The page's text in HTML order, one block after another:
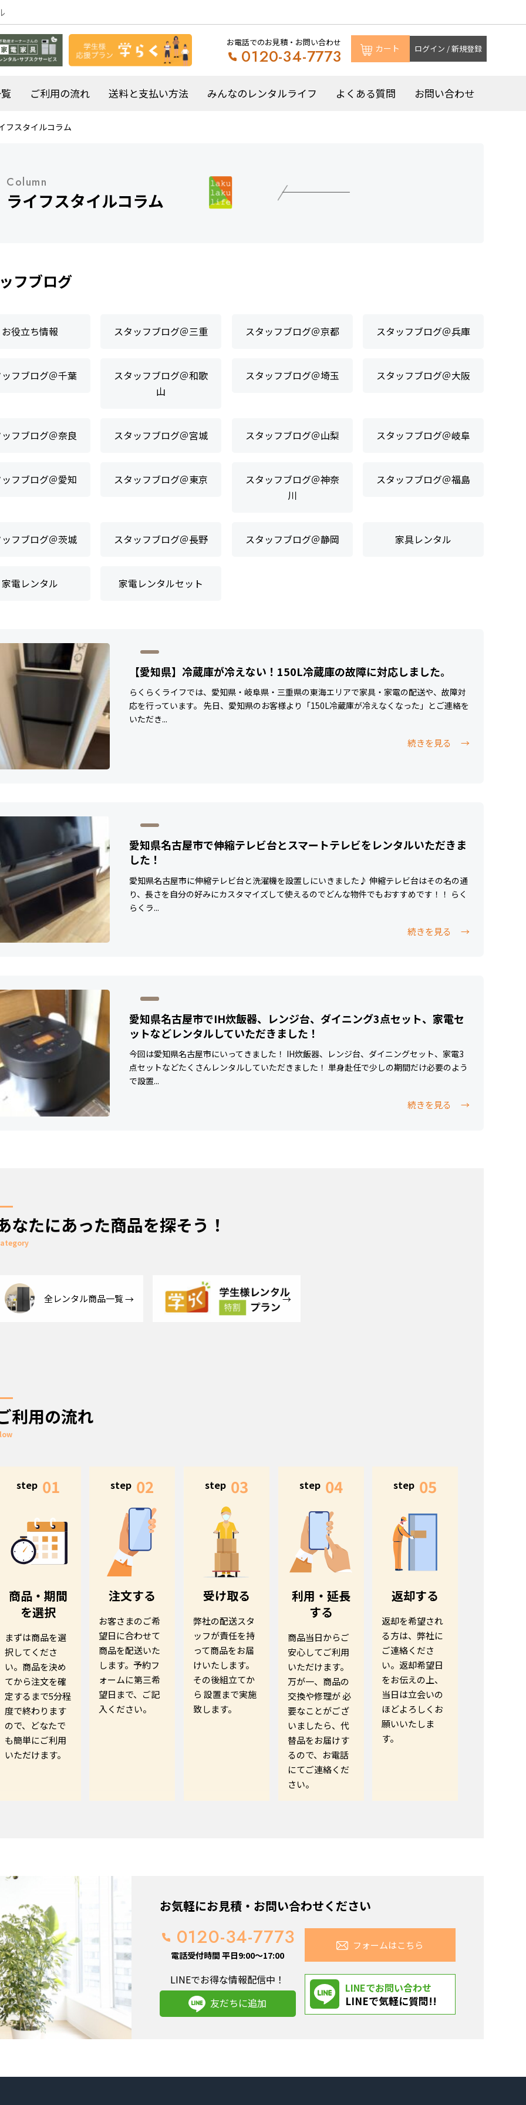
お電話でのお見積・お問い合わせ
0120-34-7773 カート ログイン / 新規登録
ご利用の流れ 送料と支払い方法 みんなのレンタルライフ よくある質問 お問い合わせ
フスタイルコラム
Column
ライフスタイルコラム
フブログ
お役立ち情報 スタッフブログ＠三重 スタッフブログ＠京都 スタッフブログ＠兵庫
フブログ＠千葉
スタッフブログ＠和歌
山
スタッフブログ＠埼玉 スタッフブログ＠大阪
フブログ＠奈良 スタッフブログ＠宮城 スタッフブログ＠山梨 スタッフブログ＠岐阜
フブログ＠愛知 スタッフブログ＠東京
スタッフブログ＠神奈
川
スタッフブログ＠福島
フブログ＠茨城 スタッフブログ＠長野 スタッフブログ＠静岡 家具レンタル
家電レンタル 家電レンタルセット
【愛知県】冷蔵庫が冷えない！150L冷蔵庫の故障に対応しました。
らくらくライフでは、愛知県・岐阜県・三重県の東海エリアで家具・家電の配送や、故障対
応を行っています。 先日、愛知県のお客様より「150L冷蔵庫が冷えなくなった」とご連絡を
いただき...
続きを見る
愛知県名古屋市で伸縮テレビ台とスマートテレビをレンタルいただきま
した！
愛知県名古屋市に伸縮テレビ台と洗濯機を設置しにいきました♪ 伸縮テレビ台はその名の通
り、長さを自分の好みにカスタマイズして使えるのでどんな物件でもおすすめです！！ らく
らくラ...
続きを見る
愛知県名古屋市でIH炊飯器、レンジ台、ダイニング3点セット、家電セ
ットなどレンタルしていただきました！
今回は愛知県名古屋市にいってきました！ IH炊飯器、レンジ台、ダイニングセット、家電3
点セットなどたくさんレンタルしていただきました！ 単身赴任で少しの期間だけ必要のよう
で設置...
続きを見る
なたにあった商品を探そう！
全レンタル商品一覧
利用の流れ
step 01
商品・期間
を選択
まずは商品を選
択してくださ
い。商品を決め
てから注文を確
定するまで5分程
度で終わります
ので、どなたで
も簡単にご利用
いただけます。
step 02
注文する
お客さまのご希
望日に合わせて
商品を配送いた
します。予約フ
ォームに第三希
望日まで、ご記
入ください。
step 03
受け取る
弊社の配送スタ
ッフが責任を持
って商品をお届
けいたします。
その後組立てか
ら 設置まで実施
致します。
step 04
利用・延長
する
商品当日からご
安心してご利用
いただけます。
万が一、商品の
交換や修理が 必
要なことがござ
いましたら、代
替品をお届けす
るので、お電話
にてご連絡くだ
さい。
step 05
返却する
返却を希望され
る方は、弊社に
ご連絡くださ
い。返却希望日
をお伝えの上、
当日は立会いの
ほどよろしくお
願いいたしま
す。
お気軽にお見積・お問い合わせください
0120-34-7773
電話受付時間 平日9:00～17:00
フォームはこちら
LINEでお得な情報配信中！
友だちに追加
LINEでお問い合わせ
LINEで気軽に質問!!